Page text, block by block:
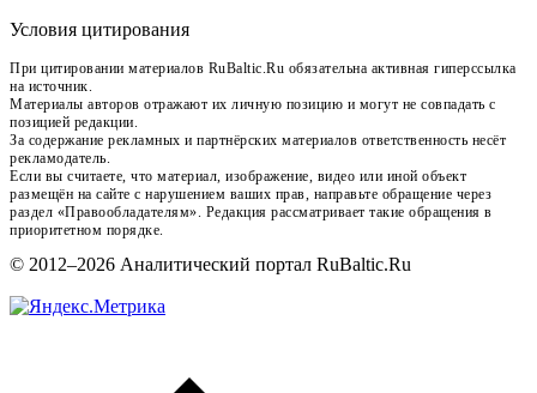
Условия цитирования
При цитировании материалов RuBaltic.Ru обязательна активная гиперссылка
на источник.
Материалы авторов отражают их личную позицию и могут не совпадать с
позицией редакции.
За содержание рекламных и партнёрских материалов ответственность несёт
рекламодатель.
Если вы считаете, что материал, изображение, видео или иной объект
размещён на сайте с нарушением ваших прав, направьте обращение через
раздел «Правообладателям». Редакция рассматривает такие обращения в
приоритетном порядке.
© 2012–2026 Аналитический портал RuBaltic.Ru